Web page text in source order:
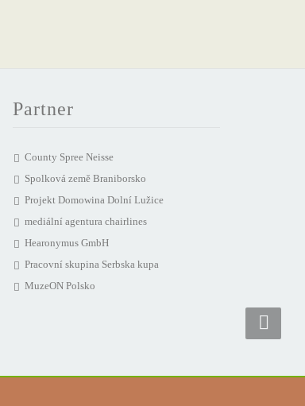
Partner
County Spree Neisse
Spolková země Braniborsko
Projekt Domowina Dolní Lužice
mediální agentura chairlines
Hearonymus GmbH
Pracovní skupina Serbska kupa
MuzeON Polsko